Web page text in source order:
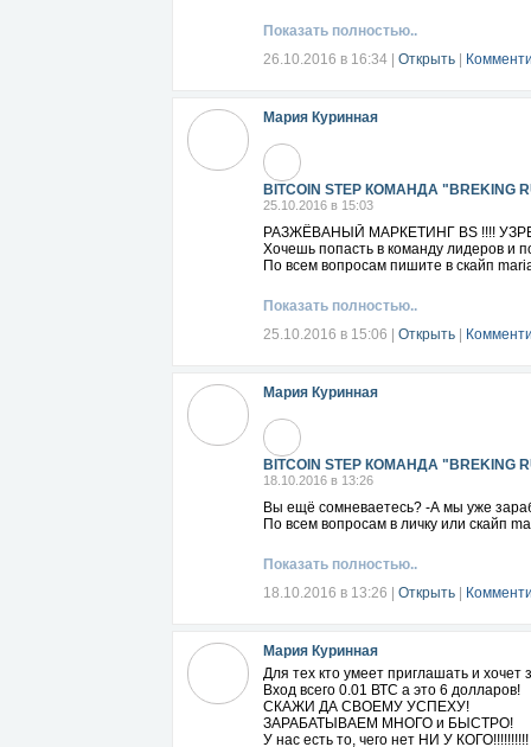
ребенка одеть? Хватит. Еще и на
А гордые мамы, которые искали не
сообщения. Я покажу вам отличный
шагам и дам все необходимое для
Показать полностью..
26.10.2016 в 16:34
Открыть
Мария Куринная
BITCOIN STEP КОМАНДА "BREKING
25.10.2016 в 15:03
РАЗЖЁВАНЫЙ МАРКЕТИНГ BS !!!!
Хочешь попасть в команду лидеров и
По всем вопросам пишите в скайп
Показать полностью..
25.10.2016 в 15:06
Открыть
Мария Куринная
BITCOIN STEP КОМАНДА "BREKING
18.10.2016 в 13:26
Вы ещё сомневаетесь? -А мы уже
По всем вопросам в личку или скайп
Показать полностью..
18.10.2016 в 13:26
Открыть
Мария Куринная
Для тех кто умеет приглашать и
Вход всего 0.01 ВТС а это 6 долларов!
СКАЖИ ДА СВОЕМУ УСПЕХУ!
ЗАРАБАТЫВАЕМ МНОГО и БЫСТРО!
У нас есть то, чего нет НИ У КОГО!!!!!!!!!!